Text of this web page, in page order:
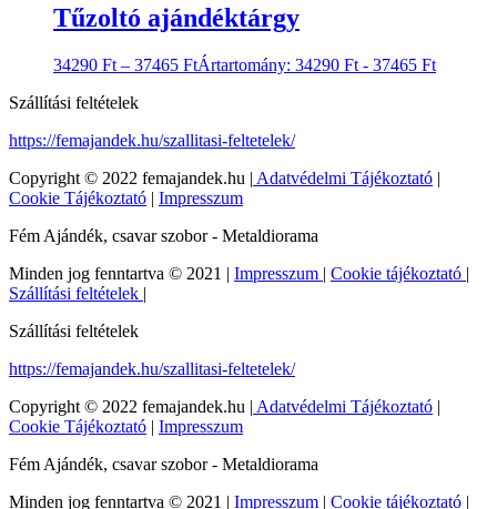
Tűzoltó ajándéktárgy
34290 Ft – 37465 FtÁrtartomány: 34290 Ft - 37465 Ft
Szállítási feltételek
https://femajandek.hu/szallitasi-feltetelek/
Copyright © 2022 femajandek.hu | Adatvédelmi Tájékoztató |
Cookie Tájékoztató | Impresszum
Fém Ajándék, csavar szobor - Metaldiorama
Minden jog fenntartva © 2021 | Impresszum | Cookie tájékoztató |
Szállítási feltételek |
Szállítási feltételek
https://femajandek.hu/szallitasi-feltetelek/
Copyright © 2022 femajandek.hu | Adatvédelmi Tájékoztató |
Cookie Tájékoztató | Impresszum
Fém Ajándék, csavar szobor - Metaldiorama
Minden jog fenntartva © 2021 | Impresszum | Cookie tájékoztató |